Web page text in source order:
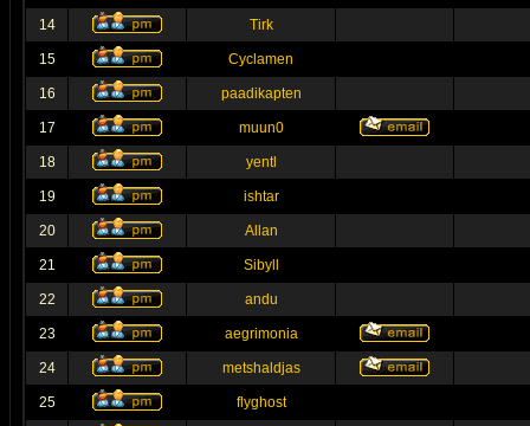
14 Tirk
15 Cyclamen
16 paadikapten
17 muun0
18 yentl
19 ishtar
20 Allan
21 Sibyll
22 andu
23 aegrimonia
24 metshaldjas
25 flyghost